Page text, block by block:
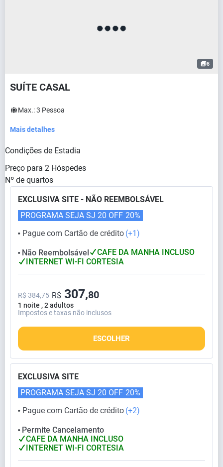
6
SUÍTE CASAL
Max.:3 Pessoa
Mais detalhes
Condições de Estadia
Preço para 2 Hóspedes
Nº de quartos
EXCLUSIVA SITE - NÃO REEMBOLSÁVEL
⬤ Pague com Cartão de crédito (+1)
PROGRAMA SEJA SJ 20 OFF 20%
⬤ Não Reembolsável
CAFE DA MANHA INCLUSO
INTERNET WI-FI CORTESIA
1 noite , 2 adultos
R$ 384,75 R$ 307,80
Impostos e taxas não inclusos
ESCOLHER
EXCLUSIVA SITE
⬤ Pague com Cartão de crédito (+2)
PROGRAMA SEJA SJ 20 OFF 20%
⬤
Permite Cancelamento
CAFE DA MANHA INCLUSO
INTERNET WI-FI CORTESIA